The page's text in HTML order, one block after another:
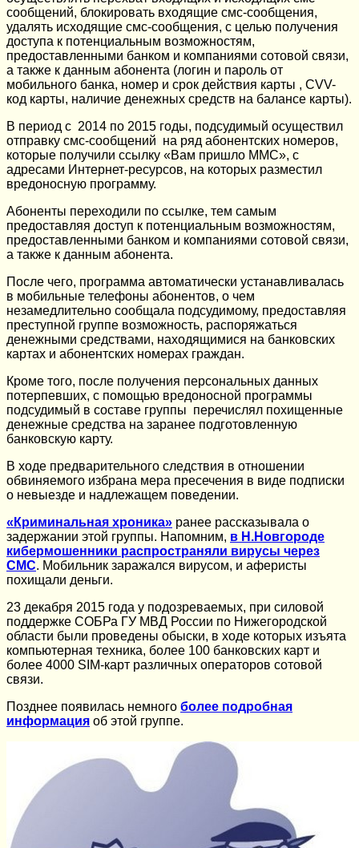
сообщений, блокировать входящие смс-сообщения,
удалять исходящие смс-сообщения, с целью получения
доступа к потенциальным возможностям,
предоставленными банком и компаниями сотовой связи,
а также к данным абонента (логин и пароль от
мобильного банка, номер и срок действия карты , CVV-
код карты, наличие денежных средств на балансе карты).
В период с 2014 по 2015 годы, подсудимый осуществил
отправку смс-сообщений на ряд абонентских номеров,
которые получили ссылку «Вам пришло ММС», с
адресами Интернет-ресурсов, на которых разместил
вредоносную программу.
Абоненты переходили по ссылке, тем самым
предоставляя доступ к потенциальным возможностям,
предоставленными банком и компаниями сотовой связи,
а также к данным абонента.
После чего, программа автоматически устанавливалась
в мобильные телефоны абонентов, о чем
незамедлительно сообщала подсудимому, предоставляя
преступной группе возможность, распоряжаться
денежными средствами, находящимися на банковских
картах и абонентских номерах граждан.
Кроме того, после получения персональных данных
потерпевших, с помощью вредоносной программы
подсудимый в составе группы перечислял похищенные
денежные средства на заранее подготовленную
банковскую карту.
В ходе предварительного следствия в отношении
обвиняемого избрана мера пресечения в виде подписки
о невыезде и надлежащем поведении.
«Криминальная хроника» ранее рассказывала о
задержании этой группы. Напомним, в Н.Новгороде
кибермошенники распространяли вирусы через
СМС. Мобильник заражался вирусом, и аферисты
похищали деньги.
23 декабря 2015 года у подозреваемых, при силовой
поддержке СОБРа ГУ МВД России по Нижегородской
области были проведены обыски, в ходе которых изъята
компьютерная техника, более 100 банковских карт и
более 4000 SIM-карт различных операторов сотовой
связи.
Позднее появилась немного более подробная
информация об этой группе.